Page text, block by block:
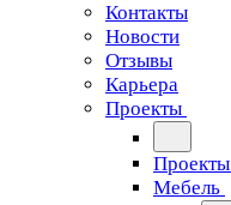
Контакты
Новости
Отзывы
Карьера
Проекты
Проекты
Мебель